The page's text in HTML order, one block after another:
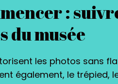
:
du musée
les photos sans
également, le trépied,